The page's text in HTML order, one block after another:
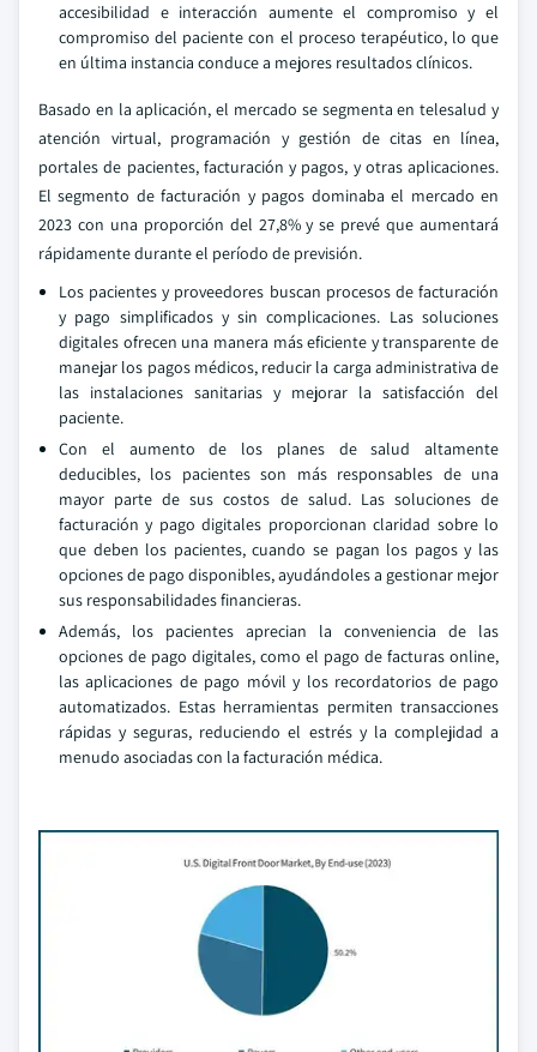
accesibilidad e interacción aumente el compromiso y el
compromiso del paciente con el proceso terapéutico, lo que
en última instancia conduce a mejores resultados clínicos.
Basado en la aplicación, el mercado se segmenta en telesalud y
atención virtual, programación y gestión de citas en línea,
portales de pacientes, facturación y pagos, y otras aplicaciones.
El segmento de facturación y pagos dominaba el mercado en
2023 con una proporción del 27,8% y se prevé que aumentará
rápidamente durante el período de previsión.
Los pacientes y proveedores buscan procesos de facturación
y pago simplificados y sin complicaciones. Las soluciones
digitales ofrecen una manera más eficiente y transparente de
manejar los pagos médicos, reducir la carga administrativa de
las instalaciones sanitarias y mejorar la satisfacción del
paciente.
Con el aumento de los planes de salud altamente
deducibles, los pacientes son más responsables de una
mayor parte de sus costos de salud. Las soluciones de
facturación y pago digitales proporcionan claridad sobre lo
que deben los pacientes, cuando se pagan los pagos y las
opciones de pago disponibles, ayudándoles a gestionar mejor
sus responsabilidades financieras.
Además, los pacientes aprecian la conveniencia de las
opciones de pago digitales, como el pago de facturas online,
las aplicaciones de pago móvil y los recordatorios de pago
automatizados. Estas herramientas permiten transacciones
rápidas y seguras, reduciendo el estrés y la complejidad a
menudo asociadas con la facturación médica.